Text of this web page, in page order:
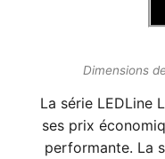
Dimensions
La série LEDLine
ses prix
performante. La